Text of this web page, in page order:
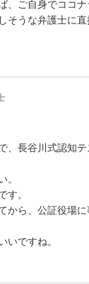
、ご自身でココ
そうな弁護士に
、長谷川式認知
。
す。
から、公証役場
いですね。